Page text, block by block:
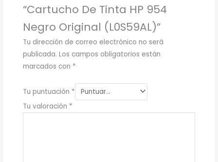
“Cartucho De Tinta HP 954
Negro Original (L0S59AL)”
Tu dirección de correo electrónico no será
publicada. Los campos obligatorios están
marcados con *
Tu puntuación *
Tu valoración *